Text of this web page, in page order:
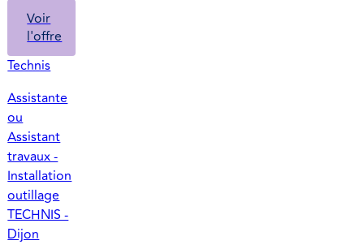
Voir
l'offre
Technis
Assistante
ou
Assistant
travaux -
Installation
outillage
TECHNIS -
Dijon